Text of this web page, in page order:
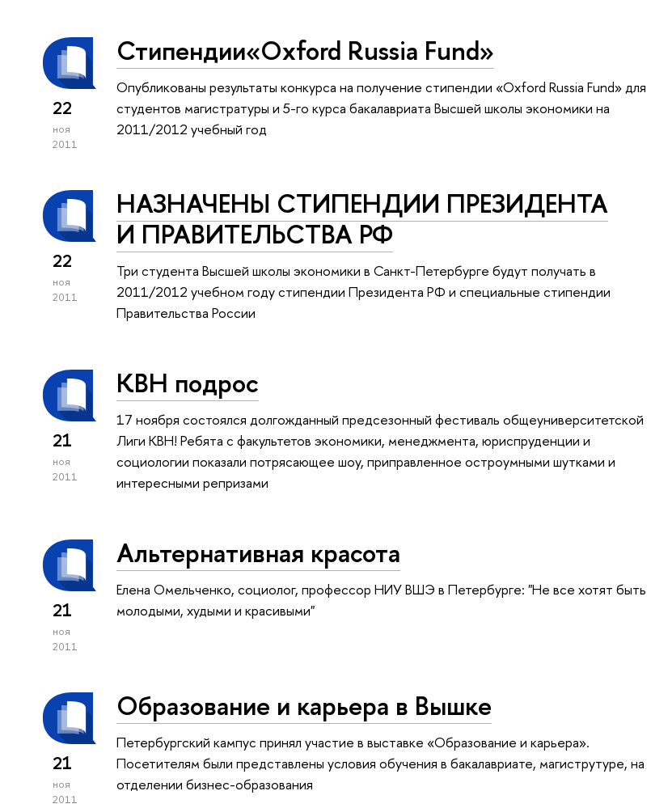
22
ноя
2011
Стипендии«Oxford Russia Fund»
Опубликованы результаты конкурса на получение стипендии «Oxford Russia Fund» для
студентов магистратуры и 5-го курса бакалавриата Высшей школы экономики на
2011/2012 учебный год
22
ноя
2011
НАЗНАЧЕНЫ СТИПЕНДИИ ПРЕЗИДЕНТА
И ПРАВИТЕЛЬСТВА РФ
Три студента Высшей школы экономики в Санкт-Петербурге будут получать в
2011/2012 учебном году стипендии Президента РФ и специальные стипендии
Правительства России
21
ноя
2011
КВН подрос
17 ноября состоялся долгожданный предсезонный фестиваль общеуниверситетской
Лиги КВН! Ребята с факультетов экономики, менеджмента, юриспруденции и
социологии показали потрясающее шоу, приправленное остроумными шутками и
интересными репризами
21
ноя
2011
Альтернативная красота
Елена Омельченко, социолог, профессор НИУ ВШЭ в Петербурге: "Не все хотят быть
молодыми, худыми и красивыми"
21
ноя
2011
Образование и карьера в Вышке
Петербургский кампус принял участие в выставке «Образование и карьера».
Посетителям были представлены условия обучения в бакалавриате, магиструтуре, на
отделении бизнес-образования